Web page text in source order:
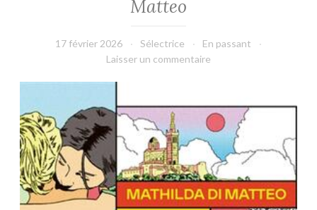
Matteo
17 février 2026 Sélectrice
En passant
Laisser un commentaire